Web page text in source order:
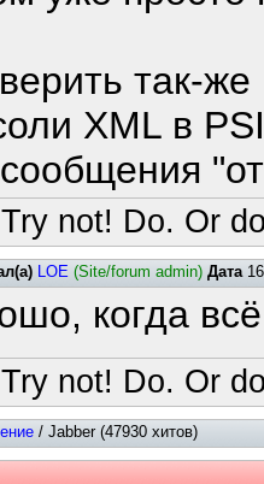
так-
XML в
not! Do. Or
LOE (Site/forum admin) Дата
когда
not! Do. Or
/ Jabber (47930 хитов)